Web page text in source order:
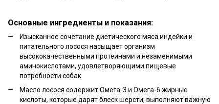
Основные ингредиенты и показания:
Изысканное сочетание диетического мяса индейки и
питательного лосося насыщает организм
высококачественными протеинами и незаменимыми
аминокислотами, удовлетворяющими пищевые
потребности собак.
Масло лосося содержит Омега-3 и Омега-6 жирные
кислоты, которые дарят блеск шерсти; выполняют важную